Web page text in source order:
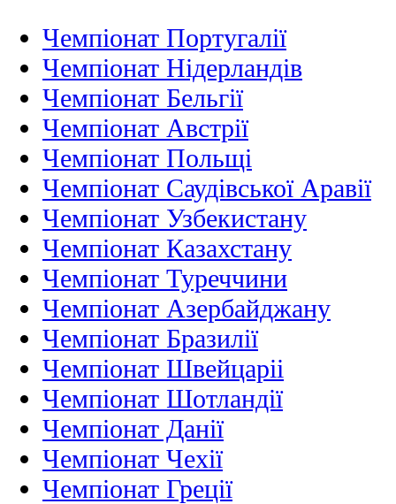
Чемпіонат Португалії
Чемпіонат Нідерландiв
Чемпіонат Бельгії
Чемпіонат Австрії
Чемпіонат Польщі
Чемпіонат Саудівської Аравії
Чемпіонат Узбекистану
Чемпіонат Казахстану
Чемпіонат Туреччини
Чемпіонат Азербайджану
Чемпіонат Бразилії
Чемпіонат Швейцаріі
Чемпіонат Шотландії
Чемпіонат Данії
Чемпіонат Чехії
Чемпіонат Греції